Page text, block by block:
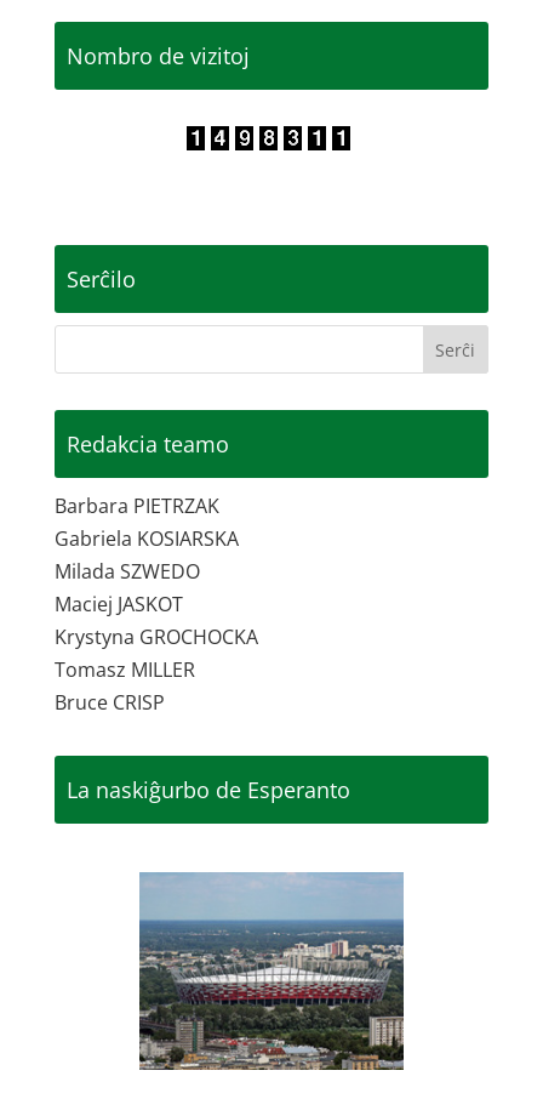
Nombro de vizitoj
Serĉilo
Redakcia teamo
Barbara PIETRZAK
Gabriela KOSIARSKA
Milada SZWEDO
Maciej JASKOT
Krystyna GROCHOCKA
Tomasz MILLER
Bruce CRISP
La naskiĝurbo de Esperanto